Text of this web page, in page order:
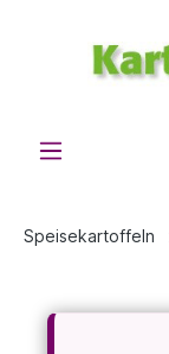
Speisekartoffeln